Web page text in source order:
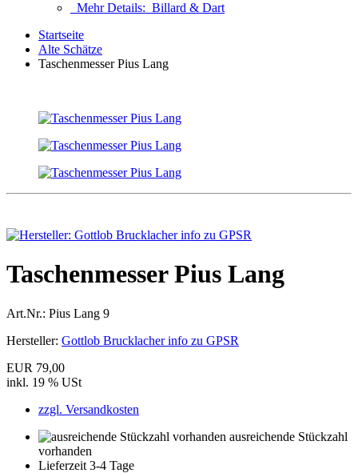
Mehr Details: Billard & Dart
Startseite
Alte Schätze
Taschenmesser Pius Lang
Taschenmesser Pius Lang
Art.Nr.: Pius Lang 9
Hersteller: Gottlob Brucklacher info zu GPSR
EUR 79,00
inkl. 19 % USt
zzgl. Versandkosten
ausreichende Stückzahl
vorhanden
Lieferzeit 3-4 Tage